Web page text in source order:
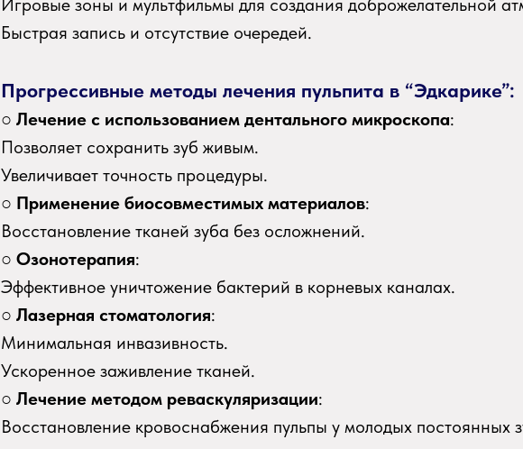
Игровые зоны и мультфильмы для создания доброжелательной
Быстрая запись и отсутствие очередей.
Прогрессивные методы лечения пульпита в “Эдкарике”:
○ Лечение с использованием дентального микроскопа:
Позволяет сохранить зуб живым.
Увеличивает точность процедуры.
○ Применение биосовместимых материалов:
Восстановление тканей зуба без осложнений.
○ Озонотерапия:
Эффективное уничтожение бактерий в корневых каналах.
○ Лазерная стоматология:
Минимальная инвазивность.
Ускоренное заживление тканей.
○ Лечение методом реваскуляризации:
Восстановление кровоснабжения пульпы у молодых постоянных